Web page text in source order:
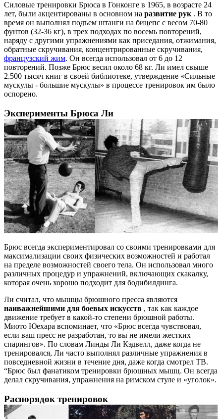
Силовые тренировки Брюса в Гонконге в 1965, в возрасте 24
лет, были акцентированы в основном на развитие рук . В то
время он выполнял подъем штанги на бицепс с весом 70-80
фунтов (32-36 кг), в трех подходах по восемь повторений,
наряду с другими упражнениями как приседания, отжимания,
обратные скручивания, концентрированные скручивания,
французский жим. Он всегда использовал от 6 до 12
повторений. Позже Брюс весил около 68 кг. Ли имел свыше
2.500 тысяч книг в своей библиотеке, утверждение «Сильные
мускулы - большие мускулы» в процессе тренировок им было
оспорено.
Эксперименты Брюса Ли
Брюс всегда экспериментировал со своими тренировками для
максимализации своих физических возможностей и работал
на пределе возможностей своего тела. Он использовал много
различных процедур и упражнений, включающих скакалку,
которая очень хорошо подходит для бодибилдинга.
Ли считал, что мышцы брюшного пресса являются
наиважнейшими для боевых искусств , так как каждое
движение требует в какой-то степени брюшной работы.
Миото Юехара вспоминает, что «Брюс всегда чувствовал,
если ваш пресс не разработан, то вы не имели жестких
спарингов». По словам Линды Ли Кэдвелл, даже когда не
тренировался, Ли часто выполнял различные упражнения в
повседневной жизни в течение дня, даже когда смотрел ТВ.
“Брюс был фанатиком тренировки брюшных мышц. Он всегда
делал скручивания, упражнения на римском стуле и «уголок».
Распорядок тренировок